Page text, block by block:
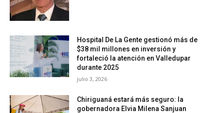
Hospital De La Gente gestionó más de
$38 mil millones en inversión y
fortaleció la atención en Valledupar
durante 2025
julio 3, 2026
Chiriguaná estará más seguro: la
gobernadora Elvia Milena Sanjuan